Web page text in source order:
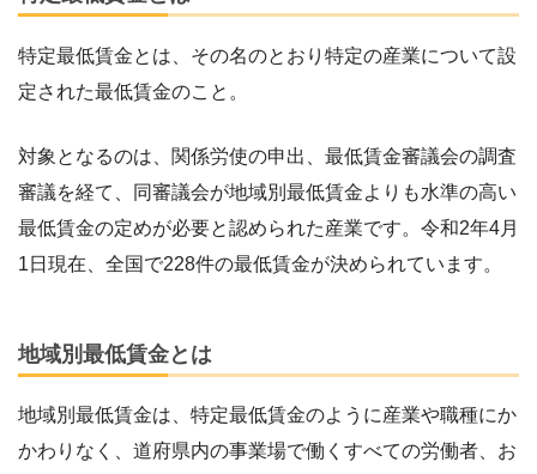
特定最低賃金とは、その名のとおり特定の産業について設
定された最低賃金のこと。
対象となるのは、関係労使の申出、最低賃金審議会の調査
審議を経て、同審議会が地域別最低賃金よりも水準の高い
最低賃金の定めが必要と認められた産業です。令和2年4月
1日現在、全国で228件の最低賃金が決められています。
地域別最低賃金とは
地域別最低賃金は、特定最低賃金のように産業や職種にか
かわりなく、道府県内の事業場で働くすべての労働者、お